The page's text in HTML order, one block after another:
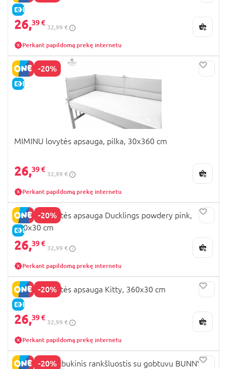
E-KAINA
26,39 €
32,99 €
Perkant papildomą prekę internetu
-20%
E-KAINA
MIMINU lovytės apsauga, pilka, 30x360 cm
26,39 €
32,99 €
Perkant papildomą prekę internetu
-20%
E-KAINA
MIMINU lovytės apsauga Ducklings powdery pink,
360x30 cm
26,39 €
32,99 €
Perkant papildomą prekę internetu
-20%
E-KAINA
MIMINU lovytės apsauga Kitty, 360x30 cm
26,39 €
32,99 €
Perkant papildomą prekę internetu
-20%
MIMINU bambukinis rankšluostis su gobtuvu BUNNY,